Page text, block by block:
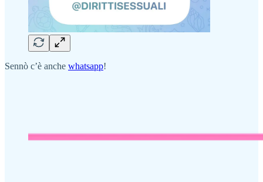
Sennò c’è anche whatsapp!